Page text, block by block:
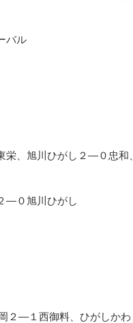
バル
、旭川ひがし２―０忠和
―０旭川ひがし
２―１西御料、ひがしか